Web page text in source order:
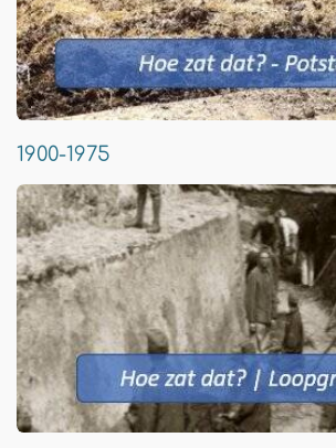
1900-1975